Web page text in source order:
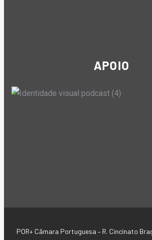
APOIO
POR+ Câmara Portuguesa – R. Cincinato